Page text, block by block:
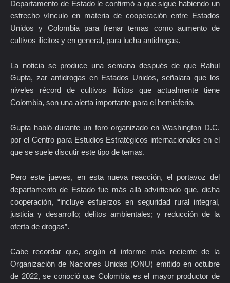
Departamento de Estado le confirmó a que sigue habiendo un
estrecho vínculo en materia de cooperación entre Estados
Unidos y Colombia para frenar temas como aumento de
cultivos ilícitos y en general, para lucha antidrogas.
La noticia se produce una semana después de que Rahul
Gupta, zar antidrogas en Estados Unidos, señalara que los
niveles récord de cultivos ilícitos que actualmente tiene
Colombia, son una alerta importante para el hemisferio.
Gupta habló durante un foro organizado en Washington D.C.
por el Centro para Estudios Estratégicos internacionales en el
que se suele discutir este tipo de temas.
Pero este jueves, en esta nueva reacción, el portavoz del
departamento de Estado fue más allá advirtiendo que, dicha
cooperación, “incluye esfuerzos en seguridad rural integral,
justicia y desarrollo; delitos ambientales; y reducción de la
oferta de drogas”.
Cabe recordar que, según el informe más reciente de la
Organización de Naciones Unidas (ONU) emitido en octubre
de 2022, se conoció que Colombia es el mayor productor de